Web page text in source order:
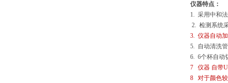
仪器特点：
1. 采用中和
2. 检测系统
3. 仪器自动
5. 自动清洗
6. 6个杯自动
7 仪器 自带
8 对于颜色较